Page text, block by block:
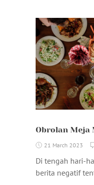
Obrolan Meja
21 March 2023
Di tengah hari-
berita negatif